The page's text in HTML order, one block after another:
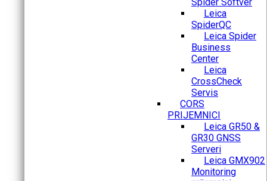
Leica
SpiderQC
Leica Spider
Business
Center
Leica
CrossCheck
Servis
CORS
PRIJEMNICI
Leica GR50 &
GR30 GNSS
Serveri
Leica GMX902
Monitoring